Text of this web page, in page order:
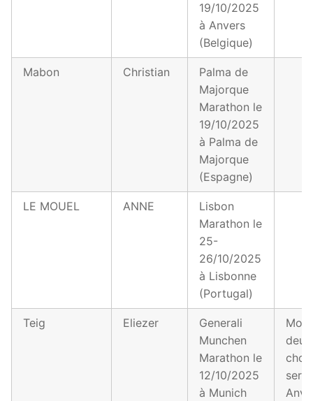
19/10/2025
à Anvers
(Belgique)
Mabon Christian
Palma de
Majorque
Marathon le
19/10/2025
à Palma de
Majorque
(Espagne)
LE MOUEL ANNE
Lisbon
Marathon le
25-
26/10/2025
à Lisbonne
(Portugal)
Teig Eliezer
Generali
Munchen
Marathon le
12/10/2025
à Munich
Mon